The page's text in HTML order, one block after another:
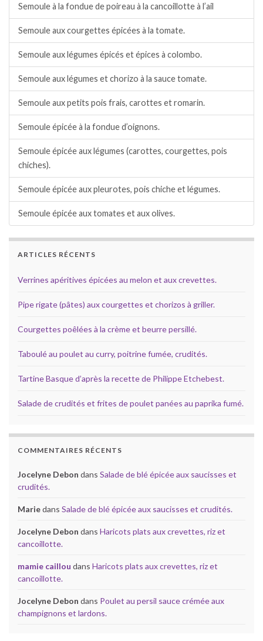
Semoule à la fondue de poireau à la cancoillotte à l’ail
Semoule aux courgettes épicées à la tomate.
Semoule aux légumes épicés et épices à colombo.
Semoule aux légumes et chorizo à la sauce tomate.
Semoule aux petits pois frais, carottes et romarin.
Semoule épicée à la fondue d’oignons.
Semoule épicée aux légumes (carottes, courgettes, pois
chiches).
Semoule épicée aux pleurotes, pois chiche et légumes.
Semoule épicée aux tomates et aux olives.
ARTICLES RÉCENTS
Verrines apéritives épicées au melon et aux crevettes.
Pipe rigate (pâtes) aux courgettes et chorizos à griller.
Courgettes poêlées à la crème et beurre persillé.
Taboulé au poulet au curry, poitrine fumée, crudités.
Tartine Basque d’après la recette de Philippe Etchebest.
Salade de crudités et frites de poulet panées au paprika fumé.
COMMENTAIRES RÉCENTS
Jocelyne Debon dans Salade de blé épicée aux saucisses et
crudités.
Mariedans Salade de blé épicée aux saucisses et crudités.
Jocelyne Debon dans Haricots plats aux crevettes, riz et
cancoillotte.
mamie caillou dans Haricots plats aux crevettes, riz et
cancoillotte.
Jocelyne Debon dans Poulet au persil sauce crémée aux
champignons et lardons.